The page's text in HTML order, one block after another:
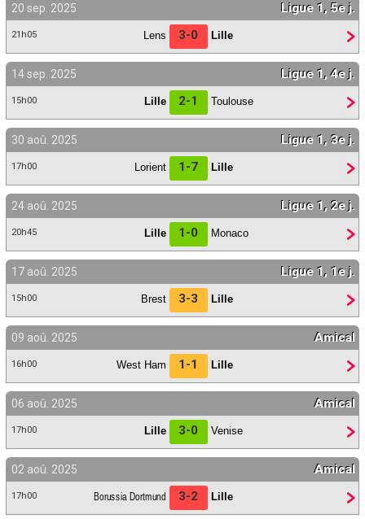
20 sep. 2025 Ligue 1, 5e j.
21h05 Lens 3-0 Lille
14 sep. 2025 Ligue 1, 4e j.
15h00 Lille 2-1 Toulouse
30 aoû. 2025 Ligue 1, 3e j.
17h00 Lorient 1-7 Lille
24 aoû. 2025 Ligue 1, 2e j.
20h45 Lille 1-0 Monaco
17 aoû. 2025 Ligue 1, 1e j.
15h00 Brest 3-3 Lille
09 aoû. 2025 Amical
16h00 West Ham 1-1 Lille
06 aoû. 2025 Amical
17h00 Lille 3-0 Venise
02 aoû. 2025 Amical
17h00 Borussia Dortmund 3-2 Lille